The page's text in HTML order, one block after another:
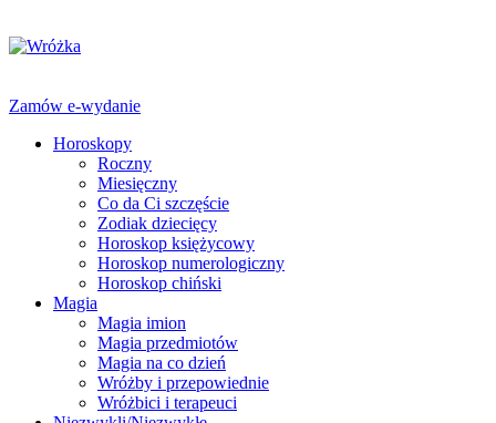
Zamów e-wydanie
Horoskopy
Roczny
Miesięczny
Co da Ci szczęście
Zodiak dziecięcy
Horoskop księżycowy
Horoskop numerologiczny
Horoskop chiński
Magia
Magia imion
Magia przedmiotów
Magia na co dzień
Wróżby i przepowiednie
Wróżbici i terapeuci